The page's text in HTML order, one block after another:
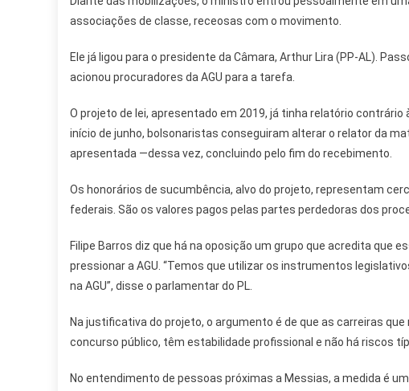
associações de classe, receosas com o movimento.
Ele já ligou para o presidente da Câmara, Arthur Lira (PP-AL).
acionou procuradores da AGU para a tarefa.
O projeto de lei, apresentado em 2019, já tinha relatório
início de junho, bolsonaristas conseguiram alterar o relator da
apresentada —dessa vez, concluindo pelo fim do recebimento.
Os honorários de sucumbência, alvo do projeto, representam
federais. São os valores pagos pelas partes perdedoras dos
Filipe Barros diz que há na oposição um grupo que acredita que
pressionar a AGU. “Temos que utilizar os instrumentos
na AGU”, disse o parlamentar do PL.
Na justificativa do projeto, o argumento é de que as carreiras
concurso público, têm estabilidade profissional e não há riscos
No entendimento de pessoas próximas a Messias, a medida é